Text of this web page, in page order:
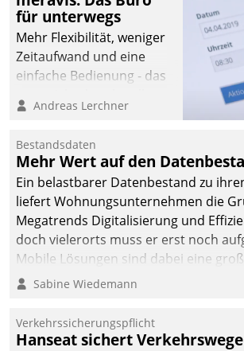
für unterwegs
Mehr Flexibilität, weniger
Zeitaufwand und eine
einfache Bedienung - das
Cockpit für mobile
Datatrain. Die meravis
Wohnungsbau- und
Immobilien GmbH hat
sich dabei für den Betrieb
der Lösung über die SAP
Cloud Platform
entschieden - als erstes
Unternehmen am
Andreas Lerchner
Bestandsdaten
Mehr Wert auf den
Ein belastbarer Datenbestand zu
liefert Wohnungsunternehmen die
Megatrends Digitalisierung und
doch vielerorts muss er erst noch
Mobile Lösungen sind dabei eine
Sabine Wiedemann
Verkehrssicherungspflicht
Hanseat sichert